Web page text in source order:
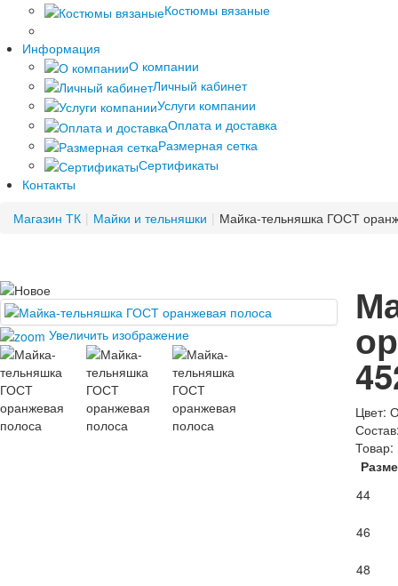
Костюмы вязаные
Информация
О компании
Личный кабинет
Услуги компании
Оплата и доставка
Размерная сетка
Сертификаты
Контакты
Магазин ТК | Майки и тельняшки | Майка-тельняшка ГОСТ
Увеличить изображение
Цвет:
Состав
Товар:
44
46
48